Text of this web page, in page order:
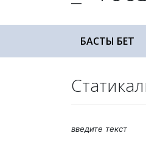
БАСТЫ БЕТ
введите текст